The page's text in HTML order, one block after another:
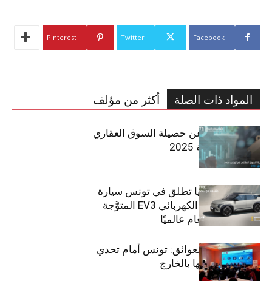
Facebook
Twitter
Pinterest
المواد ذات الصلة أكثر من مؤلف
مبوب تكشف عن حصيلة السوق العقاري
في تونس لسنة 2025
سيتي كارز – كيا تطلق في تونس سيارة
الـدفع الرباعي الكهربائي EV3 المتوَّجة
بلقب سيارة العام عالميًا
بين الطموح والعوائق: تونس أمام تحدي
استعادة كفاءاتها بالخارج